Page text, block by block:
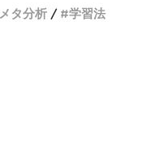
メタ分析 学習法